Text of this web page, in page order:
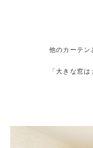
他のカーテ
「大きな窓